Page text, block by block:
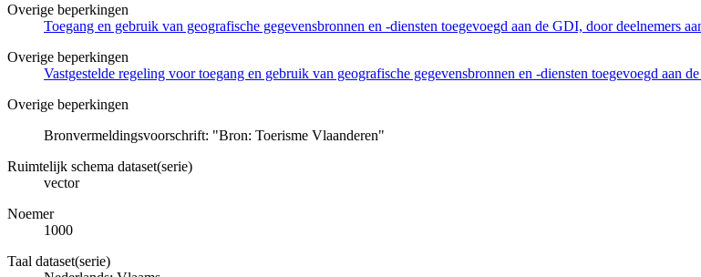
Overige beperkingen
Toegang en gebruik van geografische gegevensbronnen en -diensten toegevoegd aan de GDI, door deelnemers
Overige beperkingen
Vastgestelde regeling voor toegang en gebruik van geografische gegevensbronnen en -diensten toegevoegd aan
Overige beperkingen
Bronvermeldingsvoorschrift: "Bron: Toerisme Vlaanderen"
Ruimtelijk schema dataset(serie)
vector
Noemer
1000
Taal dataset(serie)